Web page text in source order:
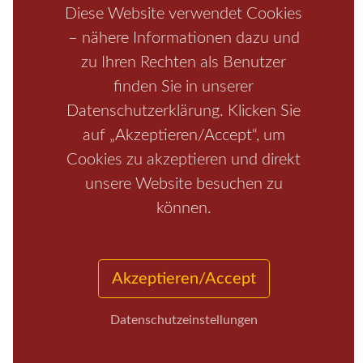
Diese Website verwendet Cookies
– nähere Informationen dazu und
zu Ihren Rechten als Benutzer
finden Sie in unserer
Datenschutzerklärung. Klicken Sie
auf „Akzeptieren/Accept“, um
Cookies zu akzeptieren und direkt
unsere Website besuchen zu
können.
Akzeptieren/Accept
Datenschutzeinstellungen
Boofen Mediathek
Region / Fragen+Antworten / Unterkunft / Aktivitäten
Kontakt / Impressum